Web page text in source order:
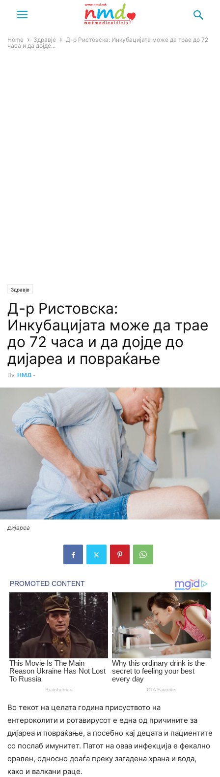
Home Здравје
Д-р Ристовска: Инкубацијата може да трае до 72
часа и да дојде...
Здравје
Д-р Ристовска:
Инкубацијата може да трае
до 72 часа и да дојде до
дијареа и повраќање
By НМД -
дијареа
Во текот на целата година присуството на
ентероколити и ротавирусот е една од причините за
дијареа и повраќање, а посебно кај децата и пациентите
со послаб имунитет. Патот на оваа инфекција е фекално
орален, односно доаѓа преку загадена храна и вода,
како и валкани раце.